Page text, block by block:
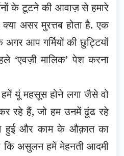
के टूटने की आवाज़ से हमारे
असर मुरत्तब होता है. एक
अगर आप गर्मियों की छुट्टियों
‘एवज़ी मालिक’ पेश करना
यूं महसूस होने लगा जैसे वो
रहे हैं, जो हम उनमें ढूंढ रहे
हुई और काम के औक़ात का
कि असुलन हमें मेहनती आदमी